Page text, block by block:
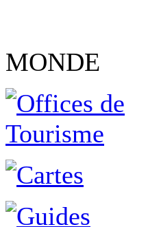
MONDE